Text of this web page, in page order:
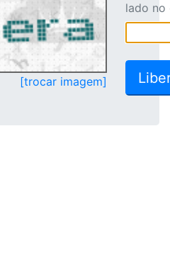
[trocar imagem]
lado no